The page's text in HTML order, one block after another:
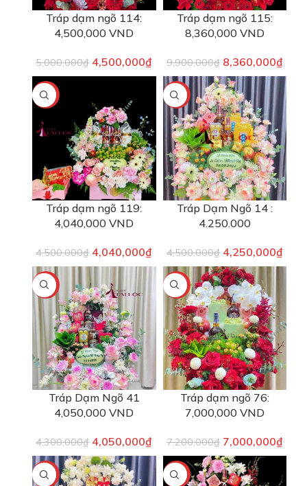
Tráp dạm ngõ 114:
4,500,000 VND
5,000,000₫ 4,500,000₫
Tráp dạm ngõ 115:
8,360,000 VND
9,900,000₫ 8,360,000₫
-10%
Tráp dạm ngõ 119:
4,040,000 VND
4,500,000₫ 4,040,000₫
-6%
Tráp Dạm Ngõ 14 :
4.250.000
4,500,000₫ 4,250,000₫
-6%
Tráp Dạm Ngõ 41
4,050,000 VND
4,300,000₫ 4,050,000₫
-3%
Tráp dạm ngõ 76:
7,000,000 VND
7,200,000₫ 7,000,000₫
-5% -6%